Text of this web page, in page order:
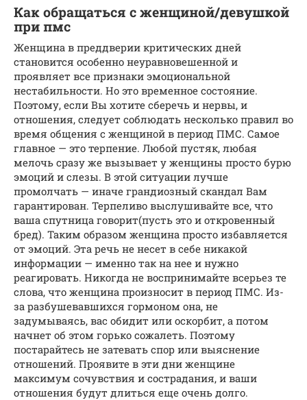
Как обращаться с женщиной/девушкой
при пмс
Женщина в преддверии критических дней
становится особенно неуравновешенной и
проявляет все признаки эмоциональной
нестабильности. Но это временное состояние.
Поэтому, если Вы хотите сберечь и нервы, и
отношения, следует соблюдать несколько правил во
время общения с женщиной в период ПМС. Самое
главное — это терпение. Любой пустяк, любая
мелочь сразу же вызывает у женщины просто бурю
эмоций и слезы. В этой ситуации лучше
промолчать — иначе грандиозный скандал Вам
гарантирован. Терпеливо выслушивайте все, что
ваша спутница говорит(пусть это и откровенный
бред). Таким образом женщина просто избавляется
от эмоций. Эта речь не несет в себе никакой
информации — именно так на нее и нужно
реагировать. Никогда не воспринимайте всерьез те
слова, что женщина произносит в период ПМС. Из-
за разбушевавшихся гормоном она, не
задумываясь, вас обидит или оскорбит, а потом
начнет об этом горько сожалеть. Поэтому
постарайтесь не затевать спор или выяснение
отношений. Проявите в эти дни женщине
максимум сочувствия и сострадания, и ваши
отношения будут длиться еще очень долго.